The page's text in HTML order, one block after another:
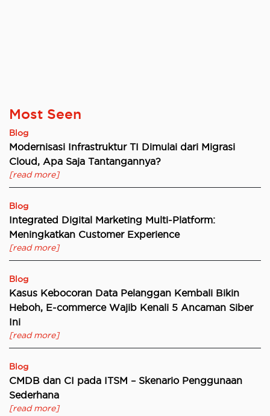
Most Seen
Blog
Modernisasi Infrastruktur TI Dimulai dari Migrasi
Cloud, Apa Saja Tantangannya?
[read more]
Blog
Integrated Digital Marketing Multi-Platform:
Meningkatkan Customer Experience
[read more]
Blog
Kasus Kebocoran Data Pelanggan Kembali Bikin
Heboh, E-commerce Wajib Kenali 5 Ancaman Siber
Ini
[read more]
Blog
CMDB dan CI pada ITSM – Skenario Penggunaan
Sederhana
[read more]